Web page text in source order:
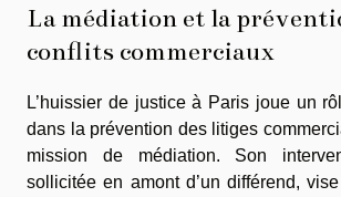
La médiation et la
conflits commerciaux
L’huissier de justice à Paris joue un
dans la prévention des litiges
mission de médiation. Son
sollicitée en amont d’un différend,